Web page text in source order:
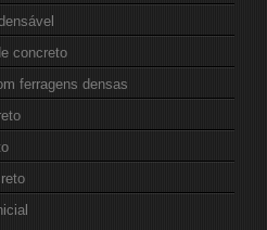
concreto
ferragens densas